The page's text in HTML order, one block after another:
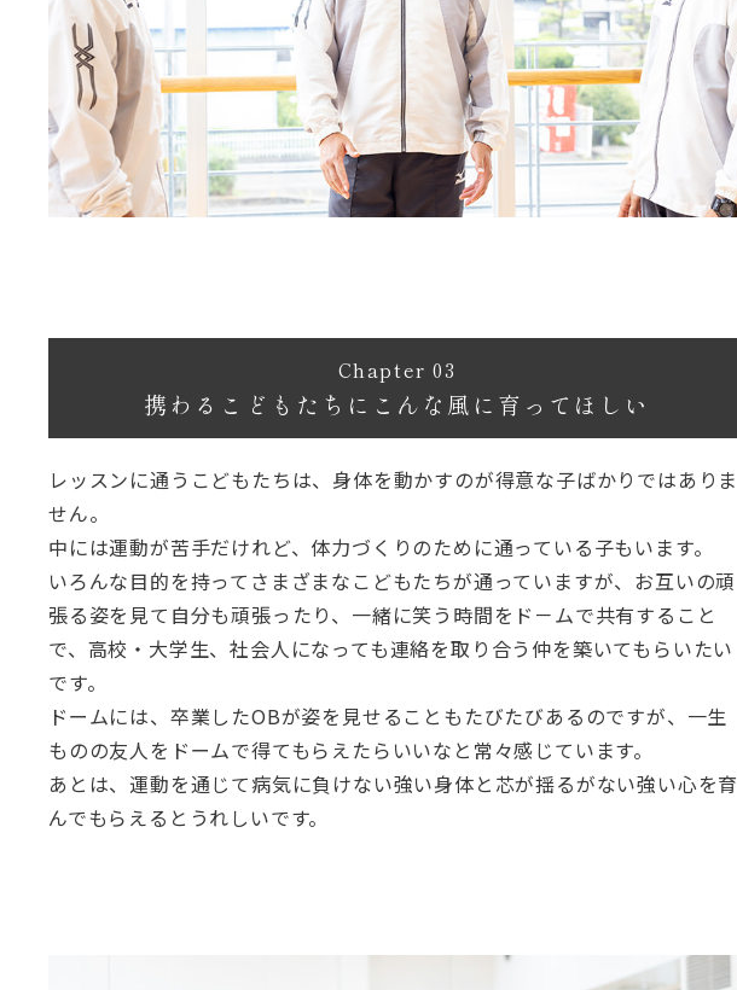
Chapter 03
携わるこどもたちに こんな風に育ってほしい
レッスンに通うこどもたちは、身体を動かすのが得意な子ばかりではありま
せん。
中には運動が苦手だけれど、体力づくりのために通っている子もいます。
いろんな目的を持ってさまざまなこどもたちが通っていますが、お互いの頑
張る姿を見て自分も頑張ったり、一緒に笑う時間をド－ムで共有すること
で、高校・大学生、社会人になっても連絡を取り合う仲を築いてもらいたい
です。
ドームには、卒業したOBが姿を見せることもたびたびあるのですが、一生
ものの友人をドームで得てもらえたらいいなと常々感じています。
あとは、運動を通じて病気に負けない強い身体と芯が揺るがない強い心を育
んでもらえるとうれしいです。